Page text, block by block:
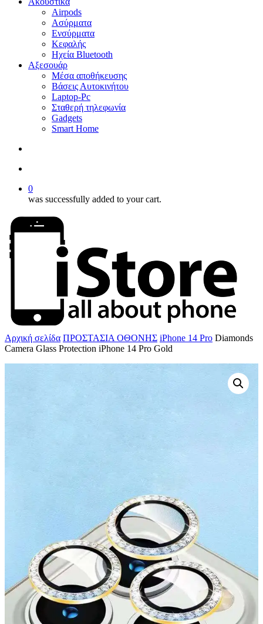
Airpods
Ασύρματα
Ενσύρματα
Κεφαλής
Ηχεία Bluetooth
Αξεσουάρ
Μέσα αποθήκευσης
Βάσεις Αυτοκινήτου
Laptop-Pc
Σταθερή τηλεφωνία
Gadgets
Smart Home
0
was successfully added to your cart.
Αρχική σελίδα ΠΡΟΣΤΑΣΙΑ ΟΘΟΝΗΣ iPhone 14 Pro Diamonds
Camera Glass Protection iPhone 14 Pro Gold